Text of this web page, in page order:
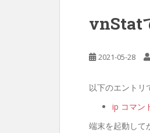
vnStat
2021-05-28
以下のエントリ
ip コマン
端末を起動して